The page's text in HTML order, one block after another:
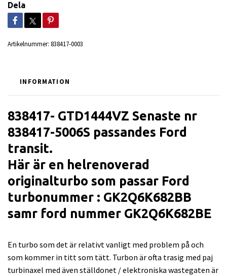
Dela
Artikelnummer: 838417-0003
INFORMATION
838417- GTD1444VZ Senaste nr
838417-5006S passandes Ford
transit.
Här är en helrenoverad
originalturbo som passar Ford
turbonummer : GK2Q6K682BB
samr ford nummer GK2Q6K682BE
En turbo som det är relativt vanligt med problem på och
som kommer in titt som tätt. Turbon är ofta trasig med paj
turbinaxel med även ställdonet / elektroniska wastegaten är